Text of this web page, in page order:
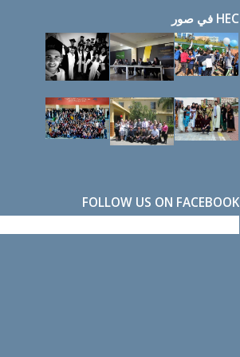
HEC في صور
FOLLOW US ON FACEBOOK